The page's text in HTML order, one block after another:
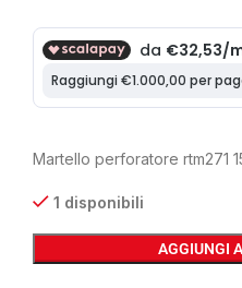
Martello perforatore rtm271
1 disponibili
AGGIUNGI